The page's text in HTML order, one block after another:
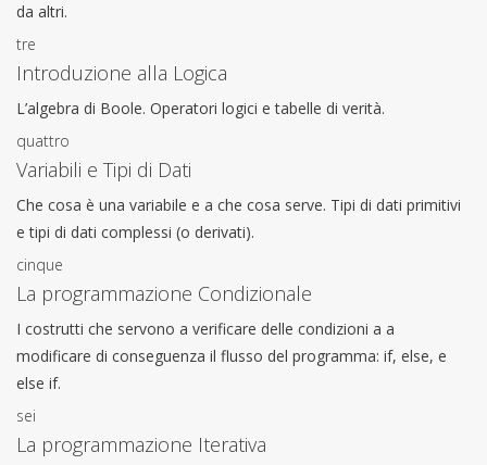
da altri.
tre
Introduzione alla Logica
L’algebra di Boole. Operatori logici e tabelle di verità.
quattro
Variabili e Tipi di Dati
Che cosa è una variabile e a che cosa serve. Tipi di dati primitivi
e tipi di dati complessi (o derivati).
cinque
La programmazione Condizionale
I costrutti che servono a verificare delle condizioni a a
modificare di conseguenza il flusso del programma: if, else, e
else if.
sei
La programmazione Iterativa